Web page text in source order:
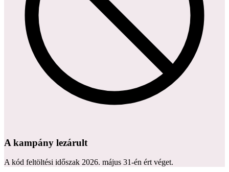
A kampány lezárult
A kód feltöltési időszak 2026. május 31-én ért véget.